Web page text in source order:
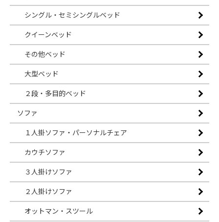
シングル・セミシングルベッド
クイーンベッド
その他ベッド
大型ベッド
２段・多目的ベッド
ソファ
１人掛ソファ・パーソナルチェア
カウチソファ
３人掛けソファ
２人掛けソファ
オットマン・スツール